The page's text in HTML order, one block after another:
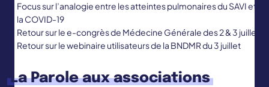
Focus sur l’analogie entre les atteintes pulmonaires du SAVI et
la COVID-19
Retour sur le e-congrès de Médecine Générale des 2 & 3 juillet
Retour sur le webinaire utilisateurs de la BNDMR du 3 juillet
La Parole aux associations